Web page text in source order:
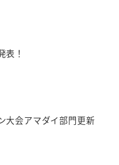
表！
大会アマダイ部門更新